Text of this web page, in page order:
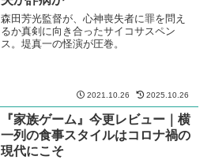
森田芳光監督が、心神喪失者に罪を問え
るか真剣に向き合ったサイコサスペン
ス。堤真一の怪演が圧巻。
2021.10.26 2025.10.26
『家族ゲーム』今更レビュー｜横
一列の食事スタイルはコロナ禍の
現代にこそ